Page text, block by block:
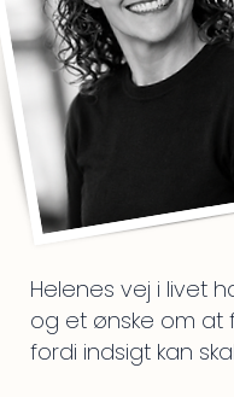
Helenes vej i livet
og et ønske om at
fordi indsigt kan